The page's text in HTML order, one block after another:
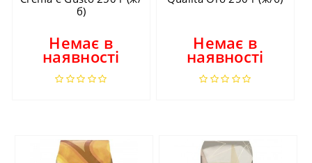
б)
Немає в
наявності
Немає в
наявності